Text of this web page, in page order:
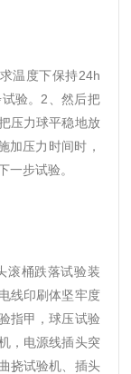
温度下保持24h
验。 2、然后把
压力球平稳地放
加压力时间时，
一步试验。
滚桶跌落试验装
线印刷体坚牢度
指甲，球压试验
，电源线插头突
挠试验机、插头